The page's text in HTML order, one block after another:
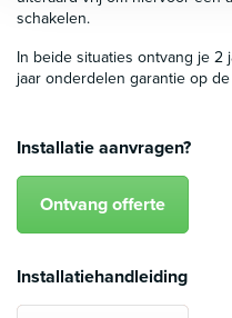
schakelen.
In beide situaties ontvang je 2
jaar onderdelen garantie op
Installatie aanvragen?
Ontvang offerte
Installatiehandleiding